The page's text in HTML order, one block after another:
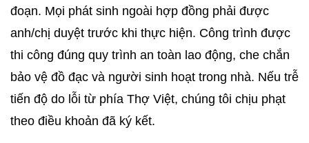
đoạn. Mọi phát sinh ngoài hợp đồng phải được
anh/chị duyệt trước khi thực hiện. Công trình được
thi công đúng quy trình an toàn lao động, che chắn
bảo vệ đồ đạc và người sinh hoạt trong nhà. Nếu trễ
tiến độ do lỗi từ phía Thợ Việt, chúng tôi chịu phạt
theo điều khoản đã ký kết.